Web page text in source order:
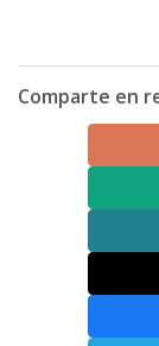
Comparte en